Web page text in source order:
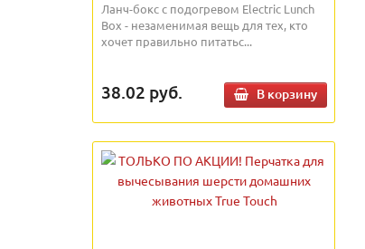
Ланч-бокс с подогревом Electric Lunch
Box - незаменимая вещь для тех, кто
хочет правильно питатьс...
38.02 руб. В корзину